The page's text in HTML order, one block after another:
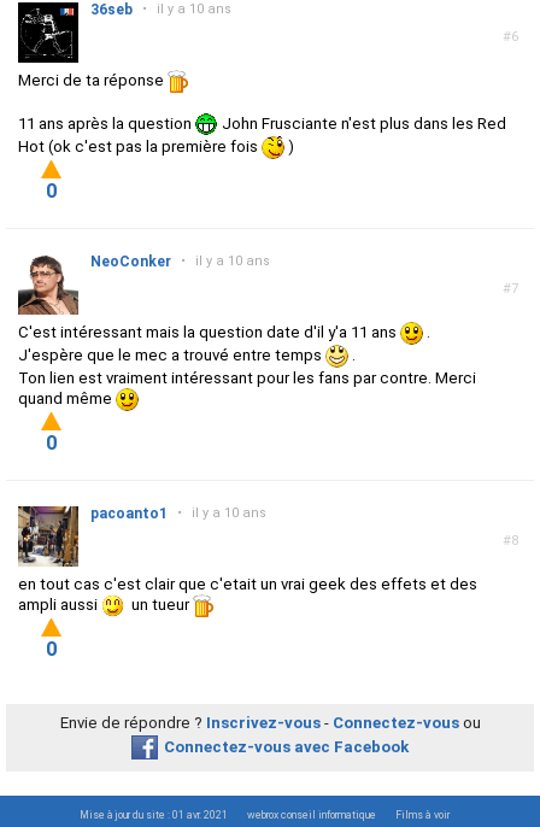
#6
36seb • il y a 10 ans
Merci de ta réponse
11 ans après la question
John Frusciante n'est plus dans les Red
Hot (ok c'est pas la première fois
)
0
#7
NeoConker • il y a 10 ans
C'est intéressant mais la question date d'il y'a 11 ans
.
J'espère que le mec a trouvé entre temps
.
Ton lien est vraiment intéressant pour les fans par contre. Merci
quand même
0
#8
pacoanto1 • il y a 10 ans
en tout cas c'est clair que c'etait un vrai geek des effets et des
ampli aussi
un tueur
0
Envie de répondre ? Inscrivez-vous- Connectez-vousou
Connectez-vous avec Facebook
Mise à jour du site : 01 avr. 2021 webrox conseil informatique Films à voir